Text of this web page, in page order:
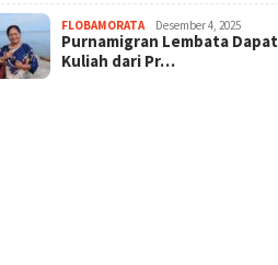
FLOBAMORATA Desember 4, 2025
Purnamigran Lembata Dapat
Kuliah dari Pr…